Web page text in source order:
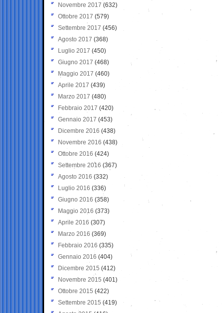
Novembre 2017 (632)
Ottobre 2017 (579)
Settembre 2017 (456)
Agosto 2017 (368)
Luglio 2017 (450)
Giugno 2017 (468)
Maggio 2017 (460)
Aprile 2017 (439)
Marzo 2017 (480)
Febbraio 2017 (420)
Gennaio 2017 (453)
Dicembre 2016 (438)
Novembre 2016 (438)
Ottobre 2016 (424)
Settembre 2016 (367)
Agosto 2016 (332)
Luglio 2016 (336)
Giugno 2016 (358)
Maggio 2016 (373)
Aprile 2016 (307)
Marzo 2016 (369)
Febbraio 2016 (335)
Gennaio 2016 (404)
Dicembre 2015 (412)
Novembre 2015 (401)
Ottobre 2015 (422)
Settembre 2015 (419)